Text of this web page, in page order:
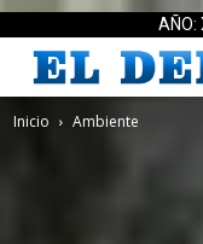
AÑO:
Inicio Ambiente